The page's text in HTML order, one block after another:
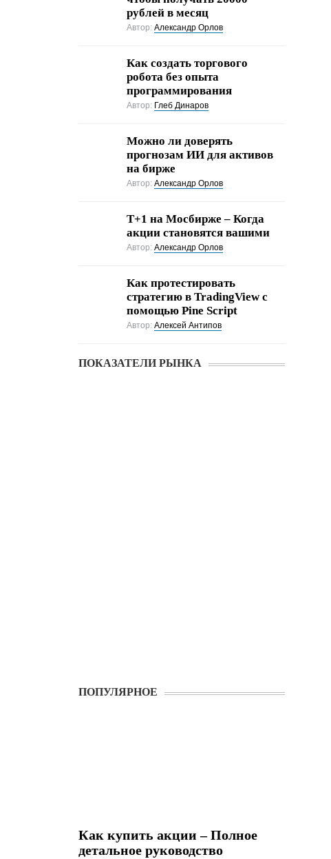
рублей в месяц
Автор: Александр Орлов
Как создать торгового
робота без опыта
программирования
Автор: Глеб Динаров
Можно ли доверять
прогнозам ИИ для активов
на бирже
Автор: Александр Орлов
Т+1 на Мосбирже – Когда
акции становятся вашими
Автор: Александр Орлов
Как протестировать
стратегию в TradingView с
помощью Pine Script
Автор: Алексей Антипов
ПОКАЗАТЕЛИ РЫНКА
ПОПУЛЯРНОЕ
Как купить акции – Полное
детальное руководство